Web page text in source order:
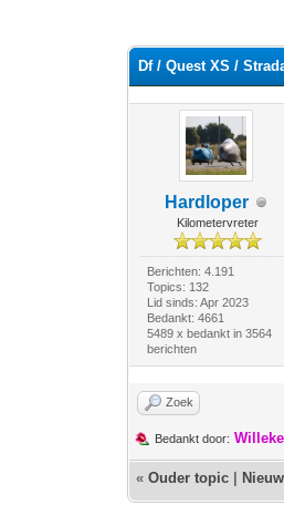
Df / Quest XS /
Hardloper
Kilometervreter
Berichten: 4.191
Topics: 132
Lid sinds: Apr 2023
Bedankt: 4661
5489 x bedankt in 3564
berichten
Zoek
Bedankt door:
«Ouder topic